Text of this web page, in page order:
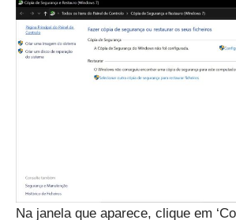
Na janela que aparece, clique em